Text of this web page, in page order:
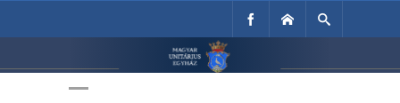
Unitárius Egyház